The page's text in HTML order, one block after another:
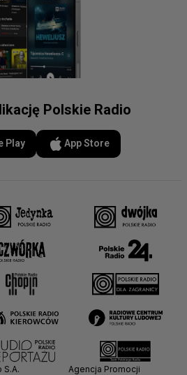
Polskie Radio
Play App Store
S.A.
Agencja Promocji